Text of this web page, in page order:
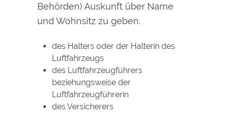
Behörden) Auskunft über Name
und Wohnsitz zu geben.
des Halters oder der Halterin des
Luftfahrzeugs
des Luftfahrzeugführers
beziehungsweise der
Luftfahrzeugführerin
des Versicherers